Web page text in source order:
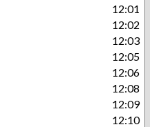
12:01
12:02
12:03
12:05
12:06
12:08
12:09
12:10